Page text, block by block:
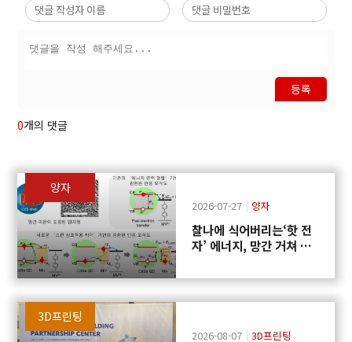
등록
0개의 댓글
양자
2026-07-27 양자
찰나에 식어버리는‘핫 전
자’ 에너지, 망간 거쳐 화
3D프린팅
2026-08-07 3D프린팅